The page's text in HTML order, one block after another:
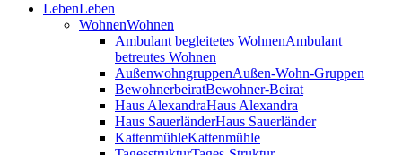
LebenLeben
WohnenWohnen
Ambulant begleitetes WohnenAmbulant
betreutes Wohnen
AußenwohngruppenAußen-Wohn-Gruppen
BewohnerbeiratBewohner-Beirat
Haus AlexandraHaus Alexandra
Haus SauerländerHaus Sauerländer
KattenmühleKattenmühle